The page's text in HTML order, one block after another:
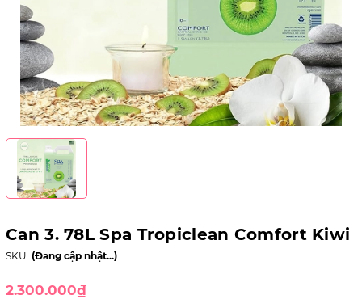
Can 3. 78L Spa Tropiclean Comfort Kiwi
SKU: (Đang cập nhật...)
2.300.000₫